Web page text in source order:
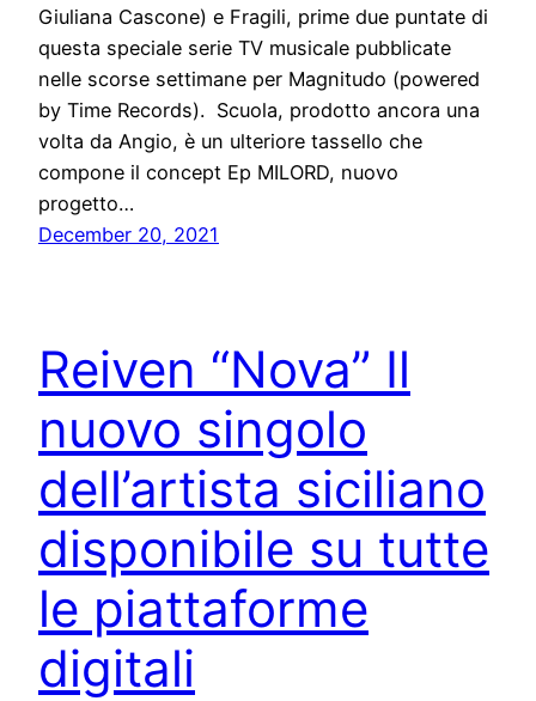
Giuliana Cascone) e Fragili, prime due puntate di
questa speciale serie TV musicale pubblicate
nelle scorse settimane per Magnitudo (powered
by Time Records). Scuola, prodotto ancora una
volta da Angio, è un ulteriore tassello che
compone il concept Ep MILORD, nuovo
progetto…
December 20, 2021
Reiven “Nova” Il
nuovo singolo
dell’artista siciliano
disponibile su tutte
le piattaforme
digitali